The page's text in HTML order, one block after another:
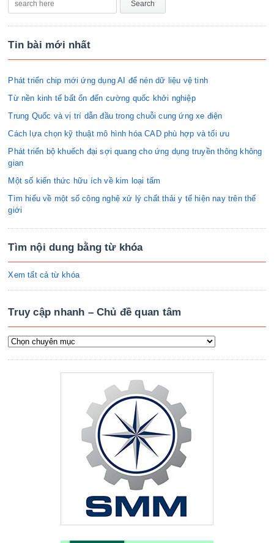
Tin bài mới nhất
Phát triển chip mới ứng dụng AI để nén dữ liệu vệ tinh
Từ nền kinh tế bất ổn đến cường quốc khởi nghiệp
Trung Quốc và vị trí dẫn đầu trong chuỗi cung ứng xe điện
Cách lựa chọn kỹ thuật mô hình hóa CAD phù hợp và tối ưu
Phát triển bộ khuếch đại sợi quang cho ứng dụng truyền thông không
gian
Một số kiến thức hữu ích về kim loại tấm
Tìm hiểu về một số công nghệ xử lý chất thải y tế hiện nay trên thế
giới
Tìm nội dung bằng từ khóa
Xem tất cả từ khóa
Truy cập nhanh – Chủ đề quan tâm